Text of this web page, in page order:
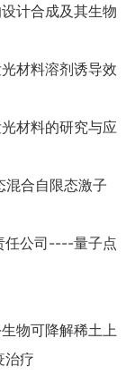
计合成及其生物
材料溶剂诱导效
材料的研究与应
合自限态激子
任公司----量子点
物可降解稀土上
治疗